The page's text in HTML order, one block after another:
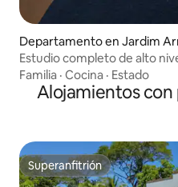
Departamento en Jardim
Estudio completo de alto
Familia · Cocina · Estado
Alojamientos
Superanfitrión
Superanfitrión